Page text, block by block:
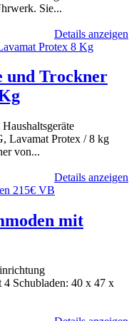
Sie...
Details anzeigen
und Trockner
Lavamat Protex / 8 kg
von...
Details anzeigen
mit
Schubladen: 40 x 47 x